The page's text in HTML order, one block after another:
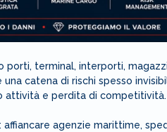
porti, terminal, interporti,
catena di rischi spesso
attività e perdita di competitività.
affiancare agenzie marittime,